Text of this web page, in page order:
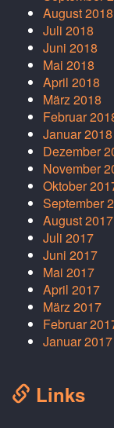
August 2018
Juli 2018
Juni 2018
Mai 2018
April 2018
März 2018
Februar
Januar 2018
Dezember
November
Oktober
September
August 2017
Juli 2017
Juni 2017
Mai 2017
April 2017
März 2017
Februar
Januar 2017
Links